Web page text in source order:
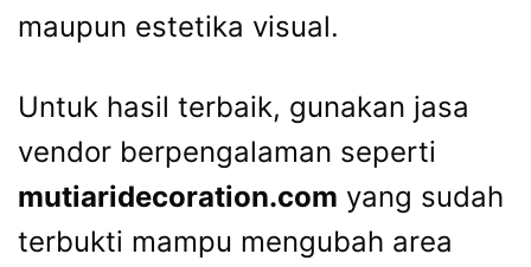
maupun estetika visual.
Untuk hasil terbaik, gunakan jasa
vendor berpengalaman seperti
mutiaridecoration.com yang sudah
terbukti mampu mengubah area